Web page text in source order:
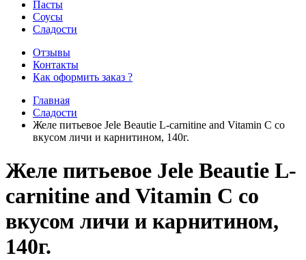
Пасты
Соусы
Сладости
Отзывы
Контакты
Как оформить заказ ?
Главная
Сладости
Желе питьевое Jele Beautie L-carnitine and Vitamin C со
вкусом личи и карнитином, 140г.
Желе питьевое Jele Beautie L-
carnitine and Vitamin C со
вкусом личи и карнитином,
140г.